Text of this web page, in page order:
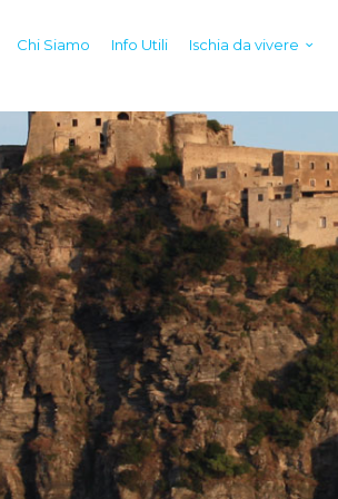
Chi Siamo Info Utili Ischia da vivere